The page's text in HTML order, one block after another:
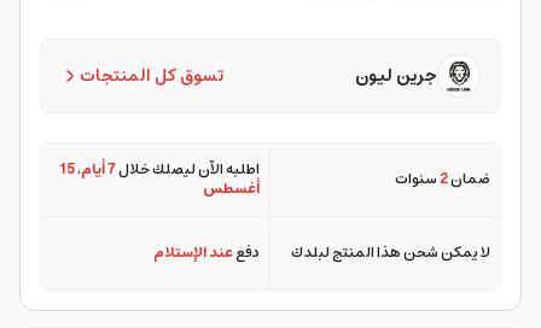
تسوق كل المنتجات جرين ليون
ضمان2سنوات اطلبه الآن ليصلك خلال7 أيام ،15
أغسطس
لا يمكن شحن هذا المنتج لبلدك دفععند الإستلام